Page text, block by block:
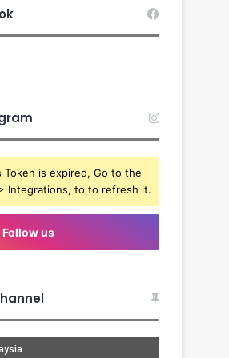
Token is expired, Go to the
Integrations, to to refresh it.
Follow us